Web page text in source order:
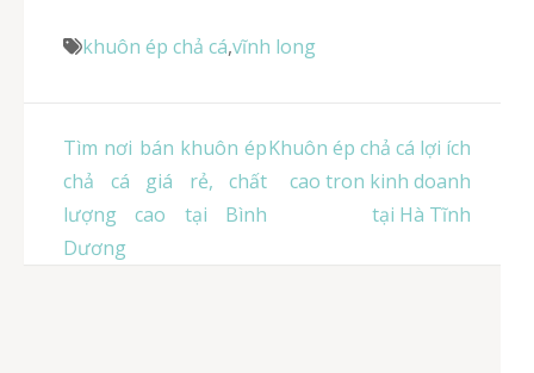
khuôn ép chả cá,vĩnh long
Điều
hướng
bài
viết
Tìm nơi bán khuôn ép
chả cá giá rẻ, chất
lượng cao tại Bình
Dương
Khuôn ép chả cá lợi ích
cao tron kinh doanh
tại Hà Tĩnh